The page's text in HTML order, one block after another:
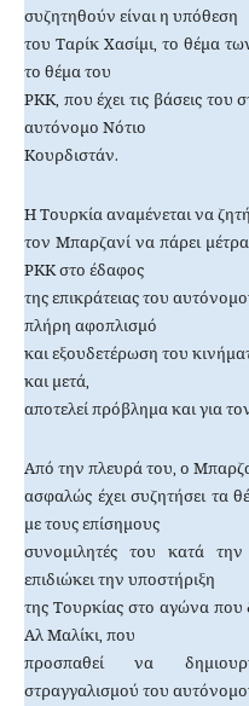
συζητηθούν είναι η υπόθεση
του Ταρίκ Χασίμι, το θέμα
το θέμα του
ΡΚΚ, που έχει τις βάσεις του
αυτόνομο Νότιο
Κουρδιστάν.
Η Τουρκία αναμένεται να
τον Μπαρζανί να πάρει
ΡΚΚ στο έδαφος
της επικράτειας του
πλήρη αφοπλισμό
και εξουδετέρωση του
και μετά,
αποτελεί πρόβλημα και για
Από την πλευρά του, ο
ασφαλώς έχει συζητήσει τα
με τους επίσημους
συνομιλητές του κατά
επιδιώκει την υποστήριξη
της Τουρκίας στο αγώνα που
Αλ Μαλίκι, που
προσπαθεί να
στραγγαλισμού του